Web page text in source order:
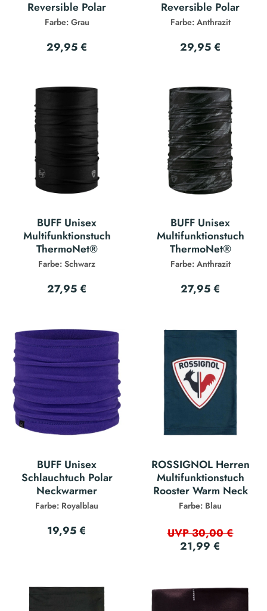
Reversible Polar
Farbe: Grau
29,95 €
Reversible Polar
Farbe: Anthrazit
29,95 €
BUFF Unisex
Multifunktionstuch
ThermoNet®
Farbe: Schwarz
27,95 €
BUFF Unisex
Multifunktionstuch
ThermoNet®
Farbe: Anthrazit
27,95 €
BUFF Unisex
Schlauchtuch Polar
Neckwarmer
Farbe: Royalblau
19,95 €
ROSSIGNOL Herren
Multifunktionstuch
Rooster Warm Neck
Farbe: Blau
UVP 30,00 €
21,99 €